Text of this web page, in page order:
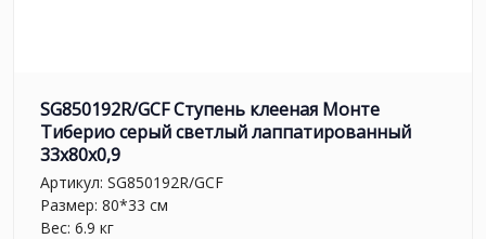
SG850192R/GCF Ступень клееная Монте
Тиберио серый светлый лаппатированный
33x80x0,9
Артикул: SG850192R/GCF
Размер: 80*33 см
Вес: 6.9 кг